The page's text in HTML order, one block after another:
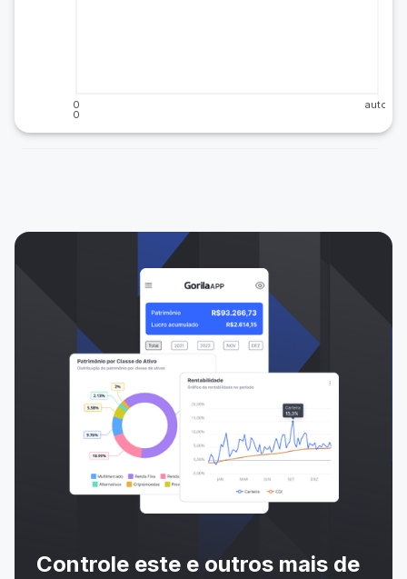
0
0
auto
Controle este e outros mais de